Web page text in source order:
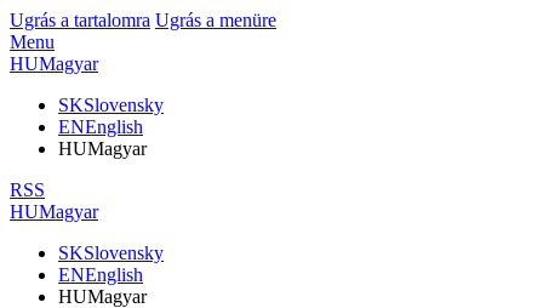
Ugrás a tartalomra Ugrás a menüre
Menu
HUMagyar
SKSlovensky
ENEnglish
HUMagyar
RSS
HUMagyar
SKSlovensky
ENEnglish
HUMagyar